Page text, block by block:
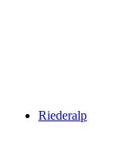
Riederalp